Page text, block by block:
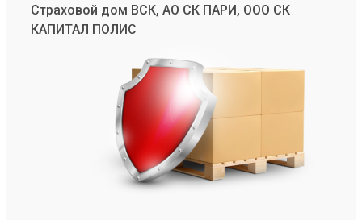
Страховой дом ВСК, АО СК ПАРИ, ООО СК
КАПИТАЛ ПОЛИС